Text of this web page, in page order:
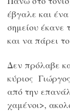
έβγαλε και
σημείου έκανε
και να πάρει
Δεν πρόλαβε
κύριος
από την
χαμένοι>,